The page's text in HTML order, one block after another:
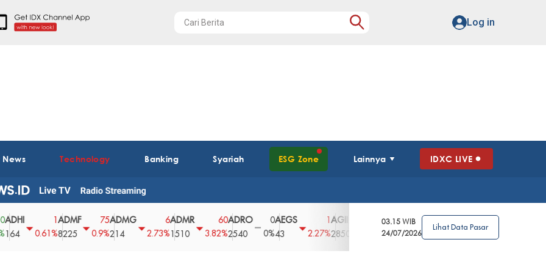
Log in
Technology Banking Syariah ESG Zone Lainnya IDXC LIVE
0.61%
ADMF
8225
75
0.9%
ADMG
214
2.73%
ADMR
1510
60
3.82%
ADRO
2540
0
0%
AEGS
2.27% 2850
3.39%
AGRO
4
2.63%
AGRS
62
0%
03.15 WIB
24/07/2026
Lihat Data Pasar